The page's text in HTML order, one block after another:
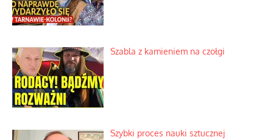
Szabla z kamieniem na czołgi
Szybki proces nauki sztucznej